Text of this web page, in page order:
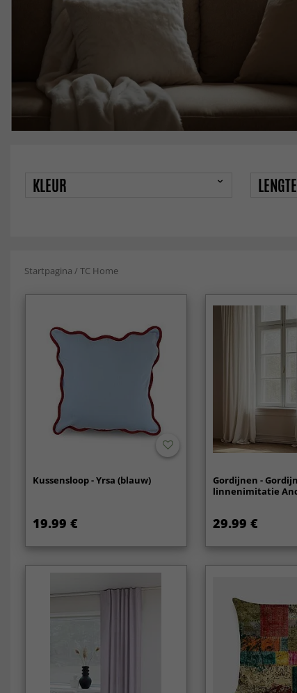
KLEUR LENGTE
Startpagina /TC Home
Kussensloop - Yrsa (blauw)
19.99 €
Gordijnen -
linnenimitatie
29.99 €